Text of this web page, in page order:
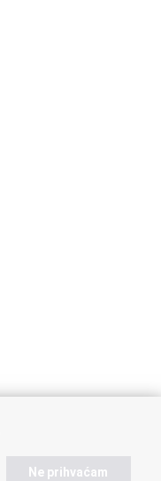
Ne prihvaćam